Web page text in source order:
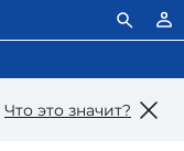
Что это значит?